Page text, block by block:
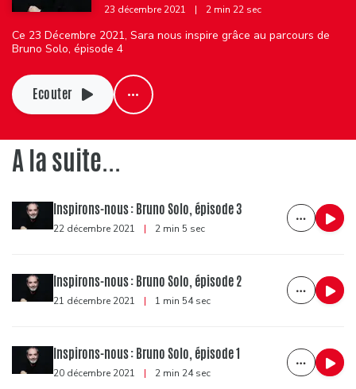
23 décembre 2021 | 2 min 22 sec
Ce 23 Décembre 2021, Sara nous inspire grâce au parcours de
Bruno Solo, épisode 4
Ecouter
A la suite...
Inspirons-nous : Bruno Solo, épisode 3
22 décembre 2021 | 2 min 5 sec
Inspirons-nous : Bruno Solo, épisode 2
21 décembre 2021 | 1 min 54 sec
Inspirons-nous : Bruno Solo, épisode 1
20 décembre 2021 | 2 min 24 sec